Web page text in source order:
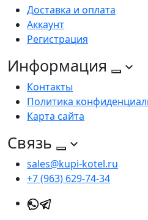
Доставка и оплата
Аккаунт
Регистрация
Информация
Контакты
Политика
Карта сайта
Связь
sales@kupi-kotel.ru
+7 (963) 629-74-34